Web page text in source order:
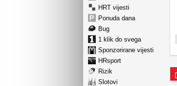
HRT vijesti
Ponuda dana
Bug
1 klik do svega
Sponzorirane vijesti
HRsport
Rizik
Slotovi